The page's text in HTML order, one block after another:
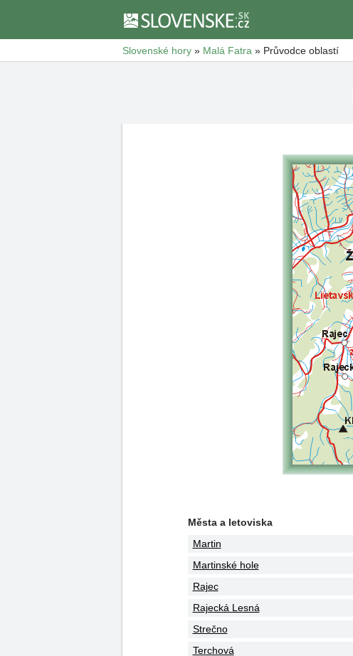
Slovenské hory » Malá Fatra » Průvodce oblastí
Města a letoviska
Martin
Martinské hole
Rajec
Rajecká Lesná
Strečno
Terchová